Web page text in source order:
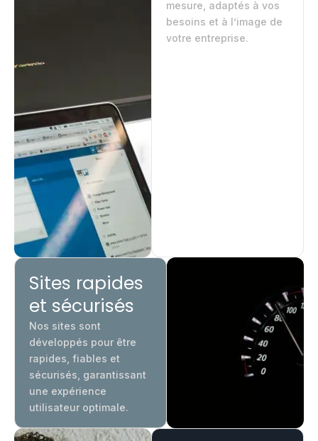
mesure, adaptés à vos
besoins et à l’image de
votre entreprise.
Sites rapides
et sécurisés
Nos sites sont
développés pour être
rapides, fiables et
sécurisés, garantissant
une expérience
utilisateur optimale.